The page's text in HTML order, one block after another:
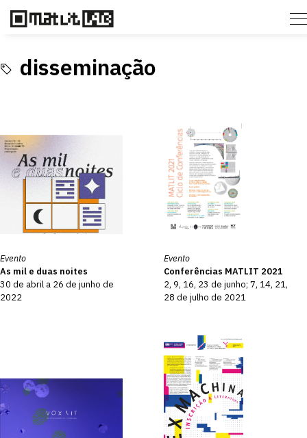
disseminação
Evento
As mil e duas noites
30 de abril a 26 de junho de
2022
Evento
Conferências MATLIT 2021
2, 9, 16, 23 de junho; 7, 14, 21,
28 de julho de 2021